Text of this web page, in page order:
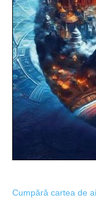
Cumpără cartea de